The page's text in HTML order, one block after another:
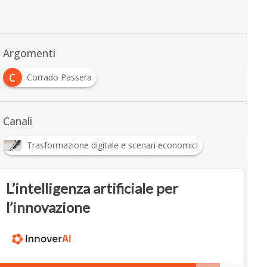
Argomenti
C
Corrado Passera
Canali
Trasformazione digitale e scenari economici
L’intelligenza artificiale per
l’innovazione